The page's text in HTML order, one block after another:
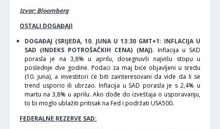
Izvor: Bloomberg
OSTALI DOGAĐAJI
DOGAĐAJ (SRIJEDA, 10. JUNA U 13:30 GMT+1: INFLACIJA U
SAD (INDEKS POTROŠAČKIH CENA) (MAJ). Inflacija u SAD
porasla je na 3,8% u aprilu, dosegnuvši najvišu stopu u
poslednje dve godine. Podaci za maj biće objavljeni u sredu
(10. juna), a investitori će biti zainteresovani da vide da li se
trend usporio ili ubrzao. Inflacija u SAD porasla je s 2,4% u
martu na 3,8% u aprilu. Ako dođe do izveštaja o usporavanju,
to bi moglo ublažiti pritisak na Fed i podržati USA500.
FEDERALNE REZERVE SAD: